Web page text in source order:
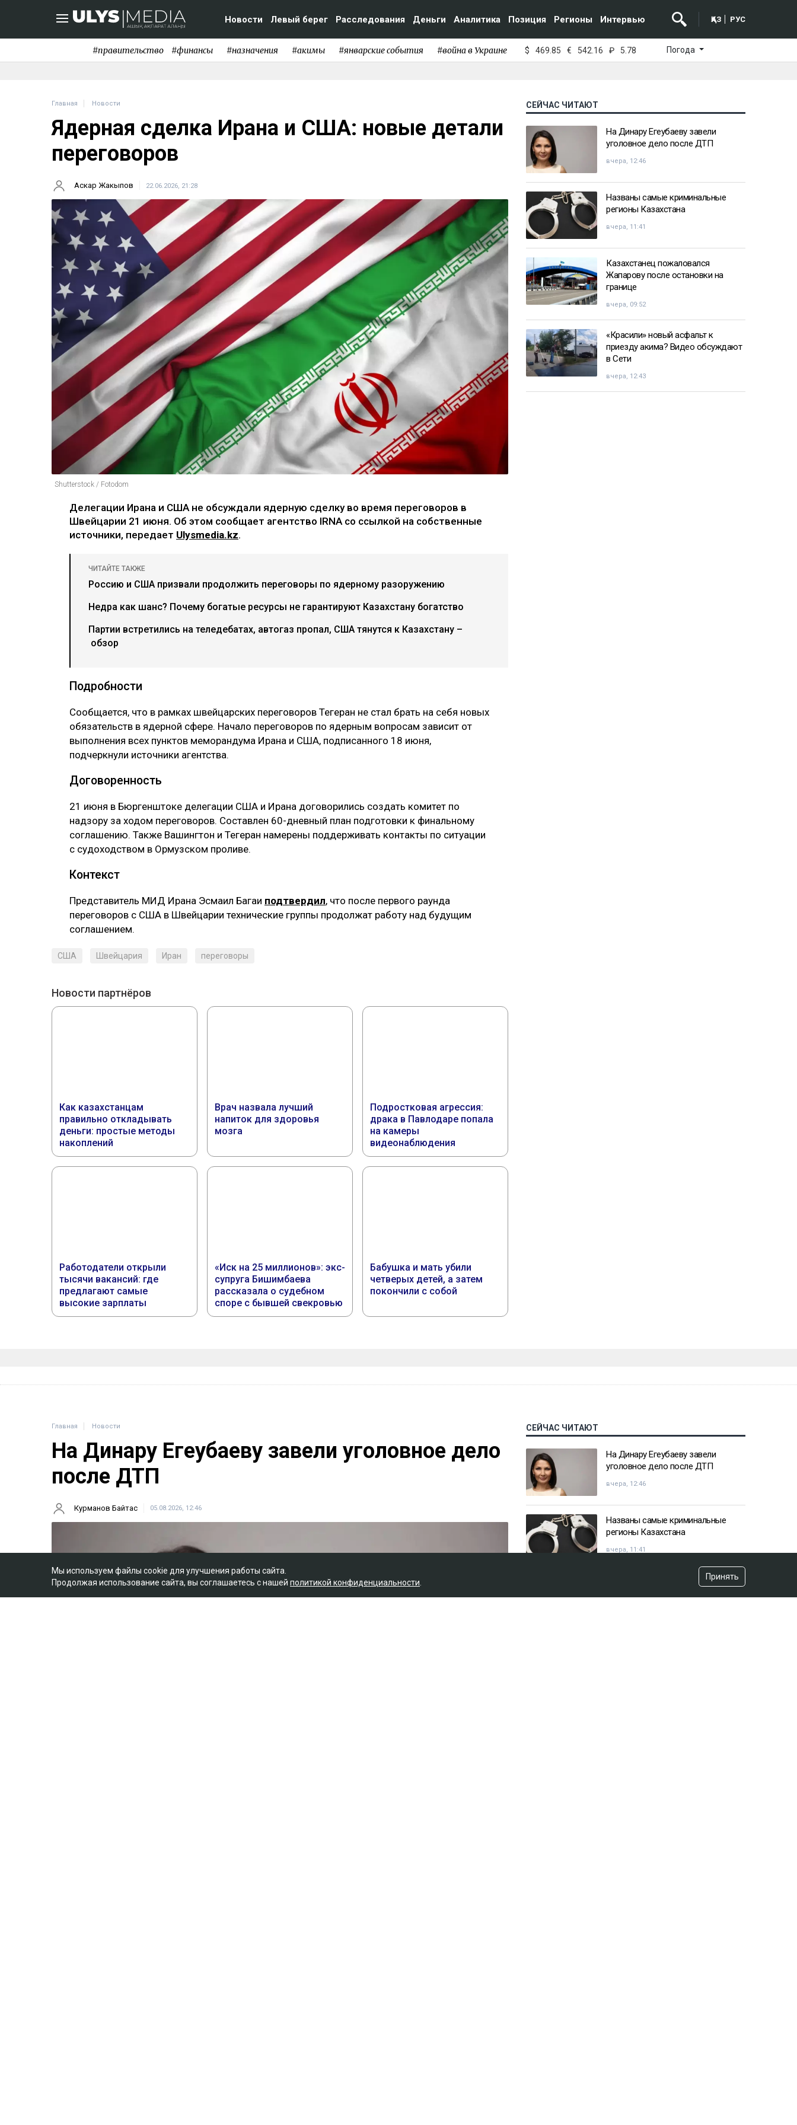
Новости Левый берег Расследования Деньги Аналитика Позиция Регионы Интервью ҚАЗ РУС
#правительство #финансы #назначения #акимы #январские события #война в Украине $ 469.85 € 542.16 ₽ 5.78 Погода
Главная Новости
Ядерная сделка Ирана и США: новые детали
переговоров
Аскар Жакыпов 22.06.2026, 21:28
Shutterstock / Fotodom
Делегации Ирана и США не обсуждали ядерную сделку во время переговоров в
Швейцарии 21 июня. Об этом сообщает агентство IRNA со ссылкой на собственные
источники, передает Ulysmedia.kz.
ЧИТАЙТЕ ТАКЖЕ
Россию и США призвали продолжить переговоры по ядерному разоружению
Недра как шанс? Почему богатые ресурсы не гарантируют Казахстану богатство
Партии встретились на теледебатах, автогаз пропал, США тянутся к Казахстану –
обзор
Подробности
‎Сообщается, что в рамках швейцарских переговоров Тегеран не стал брать на себя новых
обязательств в ядерной сфере. Начало переговоров по ядерным вопросам зависит от
выполнения всех пунктов меморандума Ирана и США, подписанного 18 июня,
подчеркнули источники агентства.
‎Договоренность
‎21 июня в Бюргенштоке делегации США и Ирана договорились создать комитет по
надзору за ходом переговоров. Составлен 60-дневный план подготовки к финальному
соглашению. Также Вашингтон и Тегеран намерены поддерживать контакты по ситуации
с судоходством в Ормузском проливе.
‎Контекст
‎Представитель МИД Ирана Эсмаил Багаи подтвердил, что после первого раунда
переговоров с США в Швейцарии технические группы продолжат работу над будущим
соглашением.
США Швейцария Иран переговоры
СЕЙЧАС ЧИТАЮТ
На Динару Егеубаеву завели
уголовное дело после ДТП
вчера, 12:46
Названы самые криминальные
регионы Казахстана
вчера, 11:41
Казахстанец пожаловался
Жапарову после остановки на
границе
вчера, 09:52
«Красили» новый асфальт к
приезду акима? Видео обсуждают
в Сети
вчера, 12:43
Главная Новости
На Динару Егеубаеву завели уголовное дело
после ДТП
Курманов Байтас 05.08.2026, 12:46
СЕЙЧАС ЧИТАЮТ
На Динару Егеубаеву завели
уголовное дело после ДТП
вчера, 12:46
Названы самые криминальные
регионы Казахстана
вчера, 11:41
Казахстанец пожаловался
Жапарову после остановки на
Мы используем файлы cookie для улучшения работы сайта.
Продолжая использование сайта, вы соглашаетесь с нашей политикой конфиденциальности
Принять